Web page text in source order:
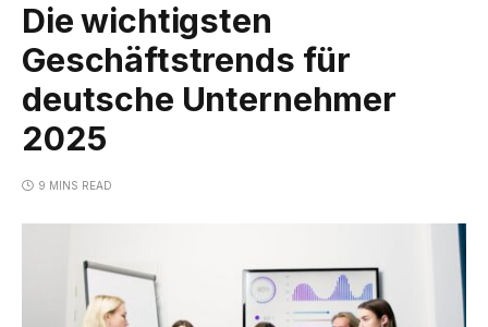
Die wichtigsten
Geschäftstrends für
deutsche Unternehmer
2025
9 MINS READ